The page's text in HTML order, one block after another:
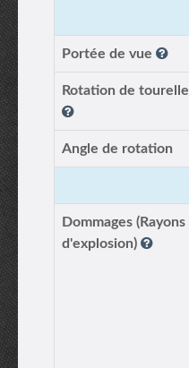
Portée de vue
Rotation de tourelle
Angle de rotation
Dommages (Rayons
d'explosion)